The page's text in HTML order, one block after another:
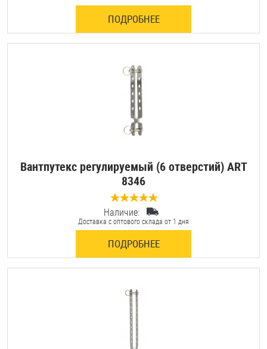
ПОДРОБНЕЕ
Вантпутекс регулируемый (6 отверстий) ART
8346
0 отзывов
Наличие:
Доставка с оптового склада от 1 дня
ПОДРОБНЕЕ